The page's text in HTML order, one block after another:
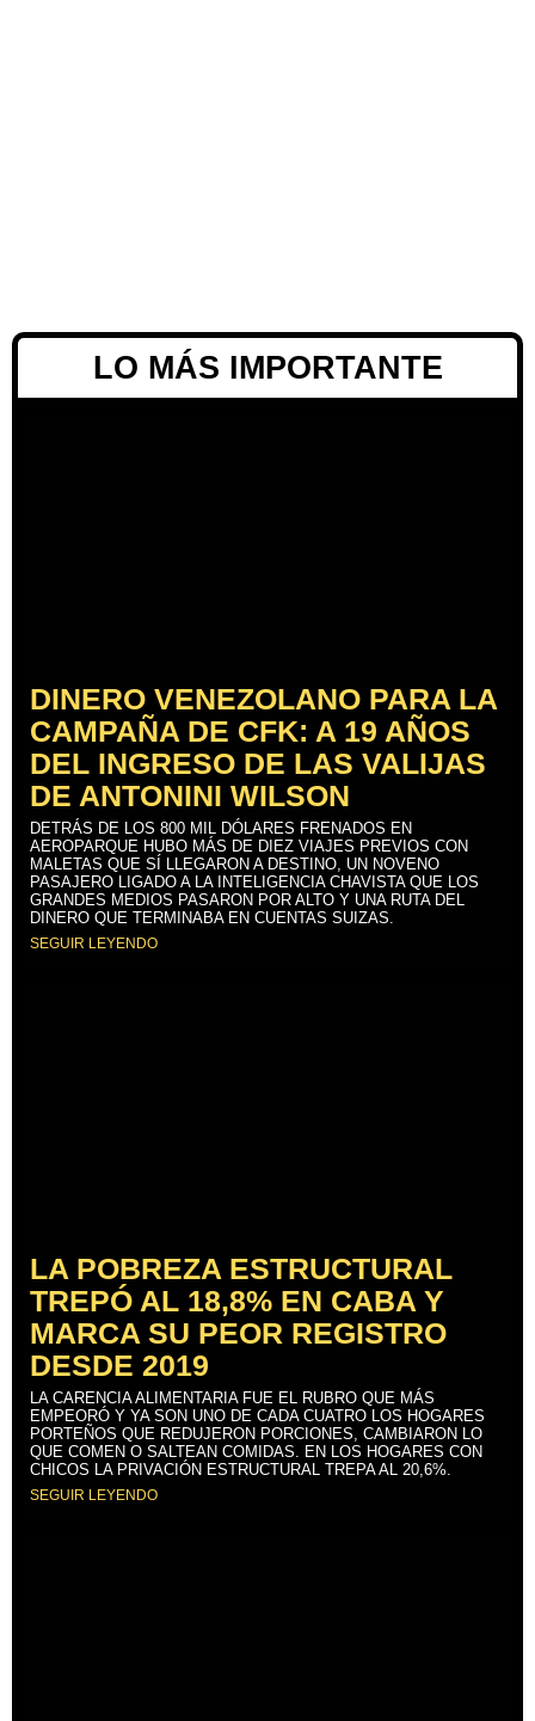
LO MÁS IMPORTANTE
DINERO VENEZOLANO PARA LA
CAMPAÑA DE CFK: A 19 AÑOS
DEL INGRESO DE LAS VALIJAS
DE ANTONINI WILSON
DETRÁS DE LOS 800 MIL DÓLARES FRENADOS EN
AEROPARQUE HUBO MÁS DE DIEZ VIAJES PREVIOS CON
MALETAS QUE SÍ LLEGARON A DESTINO, UN NOVENO
PASAJERO LIGADO A LA INTELIGENCIA CHAVISTA QUE LOS
GRANDES MEDIOS PASARON POR ALTO Y UNA RUTA DEL
DINERO QUE TERMINABA EN CUENTAS SUIZAS.
SEGUIR LEYENDO
LA POBREZA ESTRUCTURAL
TREPÓ AL 18,8% EN CABA Y
MARCA SU PEOR REGISTRO
DESDE 2019
LA CARENCIA ALIMENTARIA FUE EL RUBRO QUE MÁS
EMPEORÓ Y YA SON UNO DE CADA CUATRO LOS HOGARES
PORTEÑOS QUE REDUJERON PORCIONES, CAMBIARON LO
QUE COMEN O SALTEAN COMIDAS. EN LOS HOGARES CON
CHICOS LA PRIVACIÓN ESTRUCTURAL TREPA AL 20,6%.
SEGUIR LEYENDO